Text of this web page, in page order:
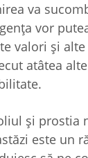
va
vor
valori şi
atâtea
şi prostia
este un